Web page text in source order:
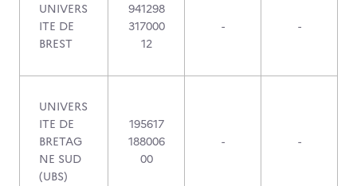
UNIVERS
ITE DE
BREST
941298
317000
12
- -
UNIVERS
ITE DE
BRETAG
NE SUD
(UBS)
195617
188006
00
- -